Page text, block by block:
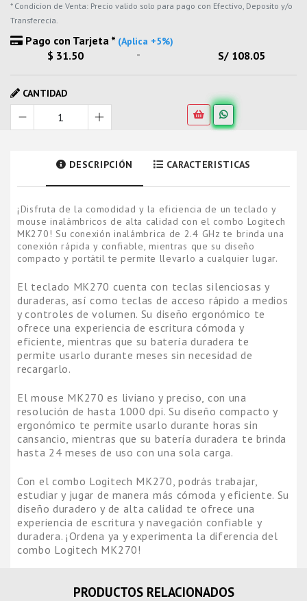
* Condicion de Venta: Precio valido solo para pago con Efectivo, Deposito y/o
Transferecia.
Pago con Tarjeta * (Aplica +5%)
$ 31.50 - S/ 108.05
CANTIDAD
DESCRIPCIÓN CARACTERISTICAS
¡Disfruta de la comodidad y la eficiencia de un teclado y
mouse inalámbricos de alta calidad con el combo Logitech
MK270! Su conexión inalámbrica de 2.4 GHz te brinda una
conexión rápida y confiable, mientras que su diseño
compacto y portátil te permite llevarlo a cualquier lugar.
El teclado MK270 cuenta con teclas silenciosas y
duraderas, así como teclas de acceso rápido a medios
y controles de volumen. Su diseño ergonómico te
ofrece una experiencia de escritura cómoda y
eficiente, mientras que su batería duradera te
permite usarlo durante meses sin necesidad de
recargarlo.
El mouse MK270 es liviano y preciso, con una
resolución de hasta 1000 dpi. Su diseño compacto y
ergonómico te permite usarlo durante horas sin
cansancio, mientras que su batería duradera te brinda
hasta 24 meses de uso con una sola carga.
Con el combo Logitech MK270, podrás trabajar,
estudiar y jugar de manera más cómoda y eficiente. Su
diseño duradero y de alta calidad te ofrece una
experiencia de escritura y navegación confiable y
duradera. ¡Ordena ya y experimenta la diferencia del
combo Logitech MK270!
PRODUCTOS RELACIONADOS